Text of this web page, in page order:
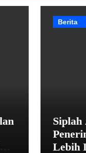
Berita
Siplah
Lebih